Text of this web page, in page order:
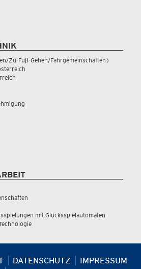
Zu-Fuß-Gehen/Fahrgemeinschaften)
mit Glücksspielautomaten
DATENSCHUTZ
IMPRESSUM